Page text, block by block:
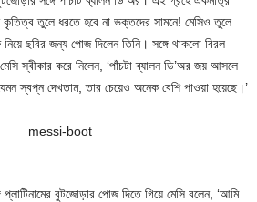
তুলে ধরতে হবে না ভক্তদের সামনে! মেসিও তুলে
নিয়ে ছবির জন্য পোজ দিলেন তিনি। সঙ্গে থাকলো বিরল
স্বীকার করে নিলেন, ‘পাঁচটা ব্যালন ডি’অর জয় আসলে
স্বপ্ন দেখতাম, তার চেয়েও অনেক বেশি পাওয়া হয়েছে।’
প্লাটিনামের বুটজোড়ার পোজ দিতে গিয়ে মেসি বলেন, ‘আমি